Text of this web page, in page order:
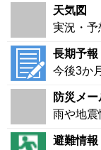
天気図
実況・予
長期予報
今後3か
防災メ
雨や地震
避難情報